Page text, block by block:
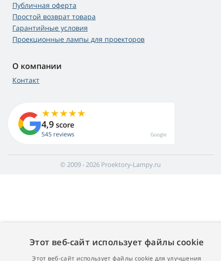
Публичная оферта
Простой возврат товара
Гарантийные условия
Проекционные лампы для проекторов
О компании
Контакт
4,9 score
545 reviews Google
© 2009 - 2026 Proektory-Lampy.ru
Этот веб-сайт использует файлы cookie
Этот веб-сайт использует файлы cookie для улучшения